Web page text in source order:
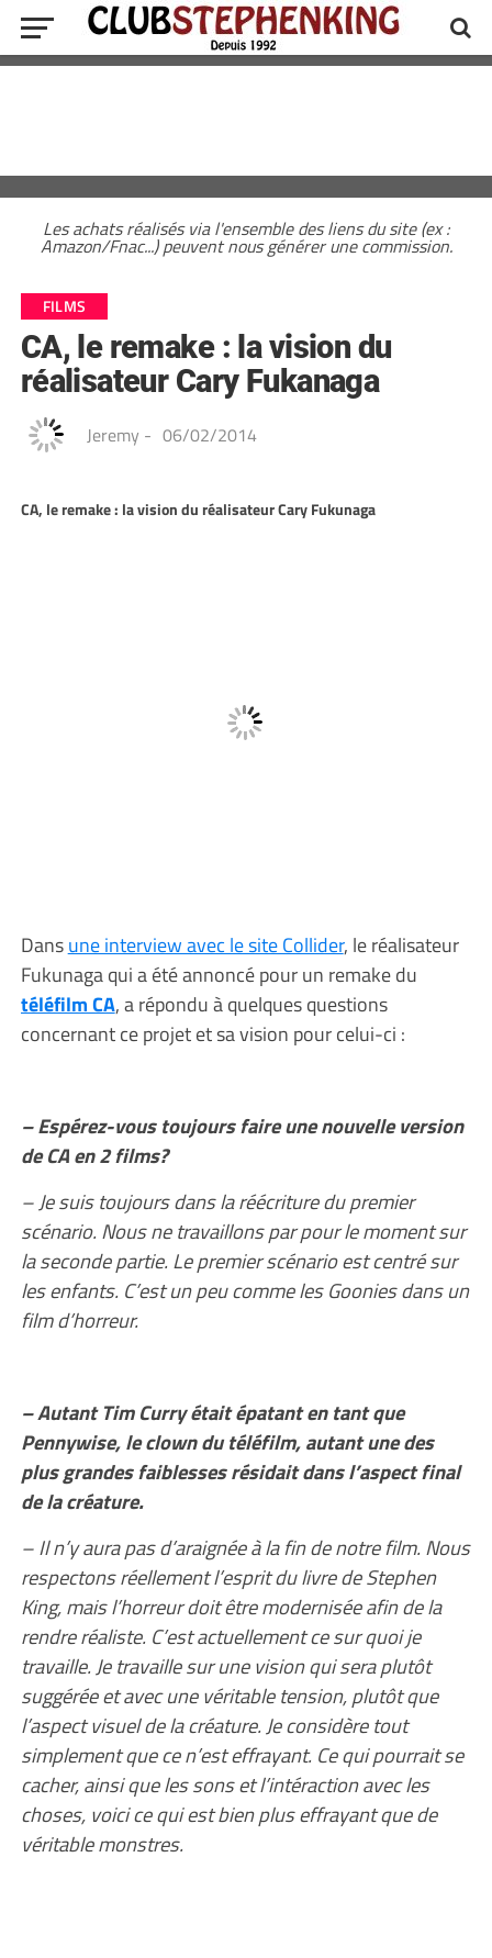
Les achats réalisés via l'ensemble des liens du site (ex :
Amazon/Fnac...) peuvent nous générer une commission.
FILMS
CA, le remake : la vision du
réalisateur Cary Fukanaga
Jeremy - 06/02/2014
CA, le remake : la vision du réalisateur Cary Fukunaga
Dansune interview avec le site Collider, le réalisateur
Fukunaga qui a été annoncé pour un remake du
téléfilm CA, a répondu à quelques questions
concernant ce projet et sa vision pour celui-ci :
– Espérez-vous toujours faire une nouvelle version
de CA en 2 films?
– Je suis toujours dans la réécriture du premier
scénario. Nous ne travaillons par pour le moment sur
la seconde partie. Le premier scénario est centré sur
les enfants. C’est un peu comme les Goonies dans un
film d’horreur.
– Autant Tim Curry était épatant en tant que
Pennywise, le clown du téléfilm, autant une des
plus grandes faiblesses résidait dans l’aspect final
de la créature.
–Il n’y aura pas d’araignée à la fin de notre film. Nous
respectons réellement l’esprit du livre de Stephen
King, mais l’horreur doit être modernisée afin de la
rendre réaliste. C’est actuellement ce sur quoi je
travaille. Je travaille sur une vision qui sera plutôt
suggérée et avec une véritable tension, plutôt que
l’aspect visuel de la créature. Je considère tout
simplement que ce n’est effrayant. Ce qui pourrait se
cacher, ainsi que les sons et l’intéraction avec les
choses, voici ce qui est bien plus effrayant que de
véritable monstres.